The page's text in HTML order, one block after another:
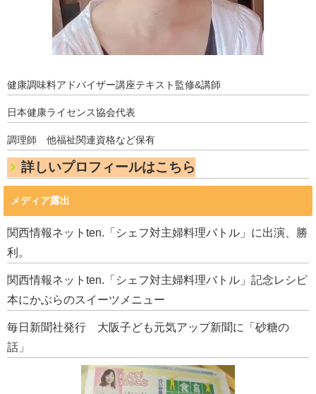
健康調味料アドバイザー講座テキスト監修&講師
日本健康ライセンス協会代表
調理師 他福祉関連資格など保有
詳しいプロフィールはこちら
メディア露出
関西情報ネットten.「シェフ対主婦料理バトル」に出演、勝
利。
関西情報ネットten.「シェフ対主婦料理バトル」記念レシピ
本にかぶらのスイーツメニュー
毎日新聞社発行 大阪子ども元気アップ新聞に「砂糖の
話」